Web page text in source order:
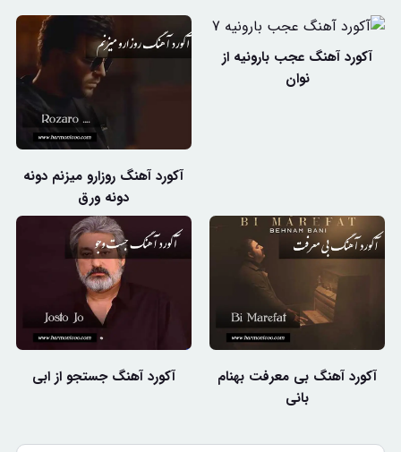
آکورد آهنگ عجب بارونیه از
نوان
آکورد آهنگ روزارو میزنم دونه
دونه ورق
آکورد آهنگ بی معرفت بهنام
بانی
آکورد آهنگ جستجو از ابی